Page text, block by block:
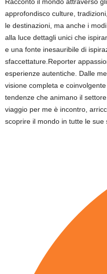
approfondisco culture,
le destinazioni, ma anche i
alla luce dettagli unici che
e una fonte inesauribile di
sfaccettature.Reporter
esperienze autentiche. Dalle
visione completa e
tendenze che animano il
viaggio per me è incontro,
scoprire il mondo in tutte le sue